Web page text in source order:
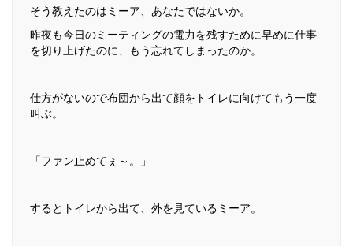
そう教えたのはミーア、あなたではないか。
昨夜も今日のミーティングの電力を残すために早めに仕事
を切り上げたのに、もう忘れてしまったのか。
仕方がないので布団から出て顔をトイレに向けてもう一度
叫ぶ。
「ファン止めてぇ～。」
するとトイレから出て、外を見ているミーア。